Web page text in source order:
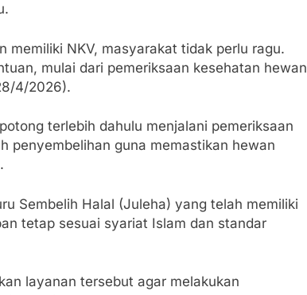
memiliki NKV, masyarakat tidak perlu ragu.
mulai dari pemeriksaan kesehatan hewan
4/2026).
terlebih dahulu menjalani pemeriksaan
penyembelihan guna memastikan hewan
Sembelih Halal (Juleha) yang telah memiliki
tetap sesuai syariat Islam dan standar
layanan tersebut agar melakukan